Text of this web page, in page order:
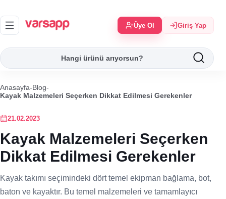
Üye Ol Giriş Yap
Anasayfa-Blog-
Kayak Malzemeleri Seçerken Dikkat Edilmesi Gerekenler
21.02.2023
Kayak Malzemeleri Seçerken
Dikkat Edilmesi Gerekenler
Kayak takımı seçimindeki dört temel ekipman bağlama, bot,
baton ve kayaktır. Bu temel malzemeleri ve tamamlayıcı